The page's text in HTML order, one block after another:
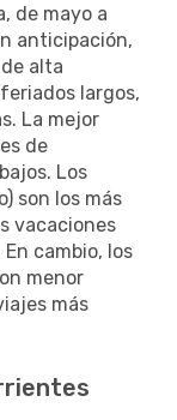
de mayo a
anticipación,
alta
largos,
La mejor
de
Los
son los más
vacaciones
cambio, los
menor
más